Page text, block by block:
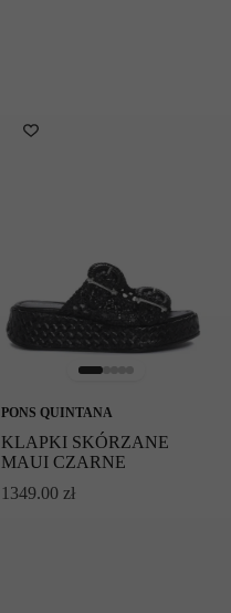
PONS QUINTANA
KLAPKI SKÓRZANE
MAUI CZARNE
1349.00 zł